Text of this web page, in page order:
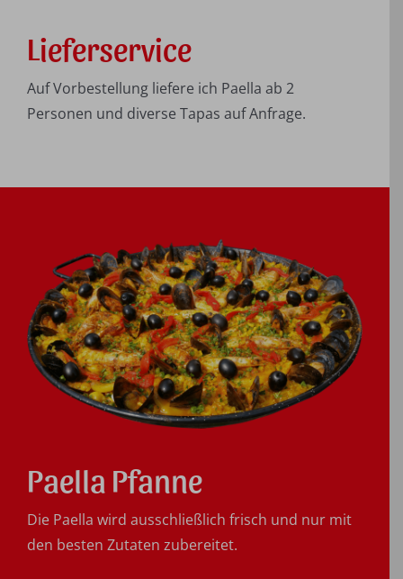
Lieferservice
Auf Vorbestellung liefere ich Paella ab 2
Personen und diverse Tapas auf Anfrage.
Paella Pfanne
Die Paella wird ausschließlich frisch und nur mit
den besten Zutaten zubereitet.